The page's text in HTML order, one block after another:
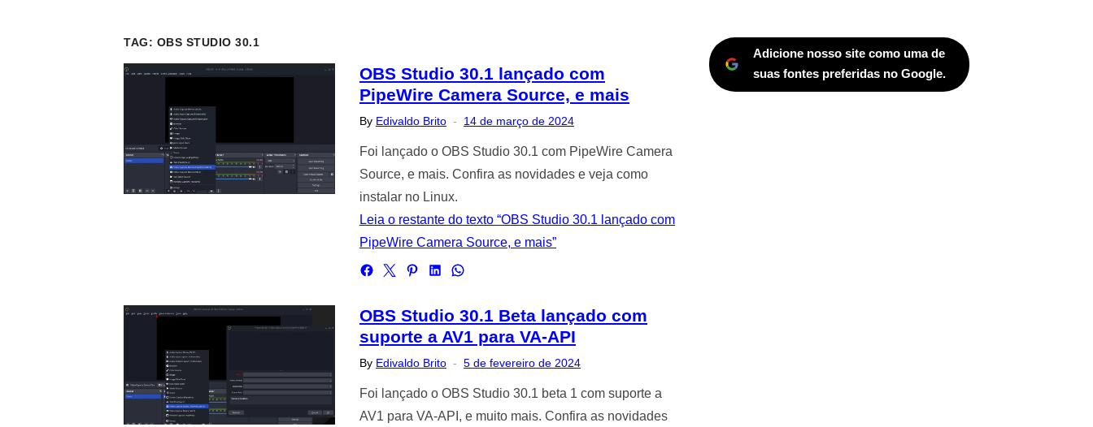
TAG: OBS STUDIO 30.1
OBS Studio 30.1 lançado com
PipeWire Camera Source, e mais
By Edivaldo Brito
Posted
14 de março de 2024
Foi lançado o OBS Studio 30.1 com PipeWire Camera
Source, e mais. Confira as novidades e veja como
instalar no Linux.
Leia o restante do texto “OBS Studio 30.1 lançado com
PipeWire Camera Source, e mais”
OBS Studio 30.1 Beta lançado com
suporte a AV1 para VA-API
By Edivaldo Brito
Posted
5 de fevereiro de 2024
Foi lançado o OBS Studio 30.1 beta 1 com suporte a
AV1 para VA-API, e muito mais. Confira as novidades
Adicione nosso site como uma de
suas fontes preferidas no Google.